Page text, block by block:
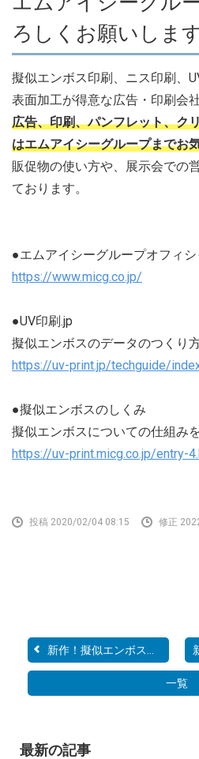
ろしくお願いしま
擬似エンボス印刷、ニス印刷、
表面加工が得意な広告・印刷会社
広告、印刷、パンフレット、ク
はエムアイシーグループまでお
販促物の使い方や、展示会での
ております。
●エムアイシーグループオフィシ
https://www.micg.co.jp/
●UV印刷.jp
擬似エンボスのデータのつくり
https://uv-print.jp/techguide/
●擬似エンボスのしくみ
擬似エンボスについての仕組み
https://uv-print.micg.co.jp/entry-
投稿 2020/02/04 08:15 修正
新作！擬似エンボスクリア...
一覧
最新の記事